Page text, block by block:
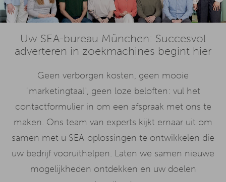
Uw SEA-bureau München: Succesvol
adverteren in zoekmachines begint hier
Geen verborgen kosten, geen mooie
"marketingtaal", geen loze beloften: vul het
contactformulier in om een afspraak met ons te
maken. Ons team van experts kijkt ernaar uit om
samen met u SEA-oplossingen te ontwikkelen die
uw bedrijf vooruithelpen. Laten we samen nieuwe
mogelijkheden ontdekken en uw doelen